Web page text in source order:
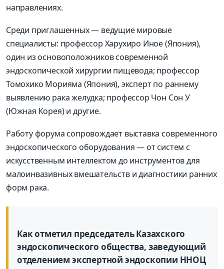
направлениях.
Среди приглашенных — ведущие мировые
специалисты: профессор Харухиро Иное (Япония),
один из основоположников современной
эндоскопической хирургии пищевода; профессор
Томохико Морияма (Япония), эксперт по раннему
выявлению рака желудка; профессор Чон Сон У
(Южная Корея) и другие.
Работу форума сопровождает выставка современного
эндоскопического оборудования — от систем с
искусственным интеллектом до инструментов для
малоинвазивных вмешательств и диагностики ранних
форм рака.
Как отметил председатель Казахского
эндоскопического общества, заведующий
отделением экспертной эндоскопии ННОЦ